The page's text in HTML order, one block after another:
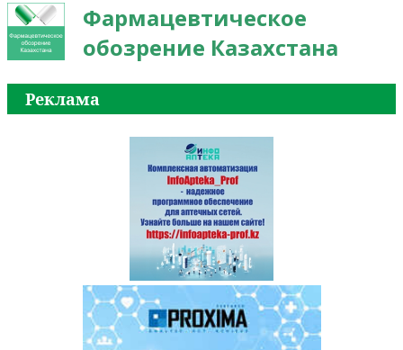
Фармацевтическое
обозрение Казахстана
Реклама